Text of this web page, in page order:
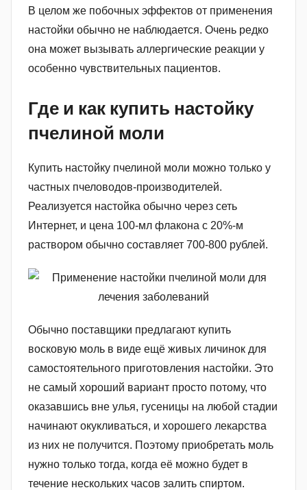
В целом же побочных эффектов от применения
настойки обычно не наблюдается. Очень редко
она может вызывать аллергические реакции у
особенно чувствительных пациентов.
Где и как купить настойку
пчелиной моли
Купить настойку пчелиной моли можно только у
частных пчеловодов-производителей.
Реализуется настойка обычно через сеть
Интернет, и цена 100-мл флакона с 20%-м
раствором обычно составляет 700-800 рублей.
Обычно поставщики предлагают купить
восковую моль в виде ещё живых личинок для
самостоятельного приготовления настойки. Это
не самый хороший вариант просто потому, что
оказавшись вне улья, гусеницы на любой стадии
начинают окукливаться, и хорошего лекарства
из них не получится. Поэтому приобретать моль
нужно только тогда, когда её можно будет в
течение нескольких часов залить спиртом.